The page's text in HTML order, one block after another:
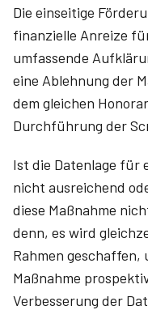
Die einseitige
finanzielle Anreize
umfassende
eine Ablehnung der
dem gleichen
Durchführung der
Ist die Datenlage für
nicht ausreichend
diese Maßnahme
denn, es wird
Rahmen
Maßnahme
Verbesserung der